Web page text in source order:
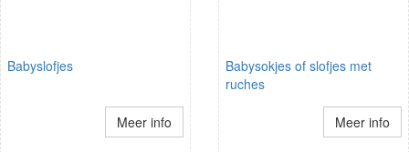
Babyslofjes
Meer info
Babysokjes of slofjes met
ruches
Meer info